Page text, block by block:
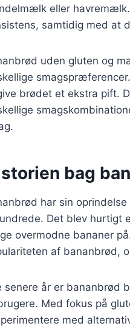
eller
samtidig med at
uden gluten og
brødet et ekstra pift.
bag
har sin
Det blev hurtigt
overmodne bananer
af bananbrød,
senere år er bananbrød
Med fokus på
med